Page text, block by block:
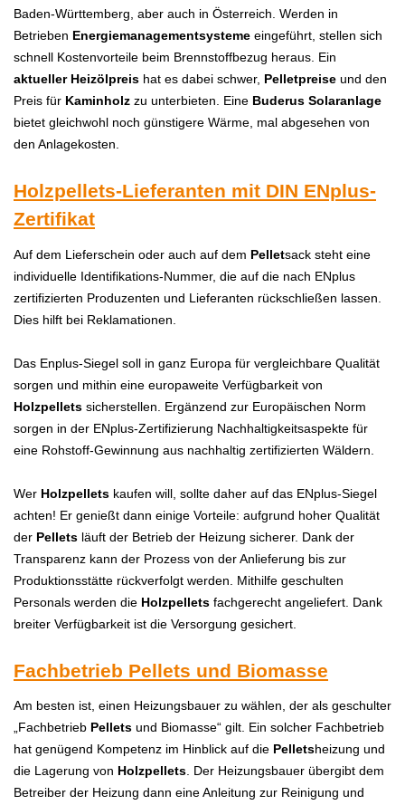
Baden-Württemberg, aber auch in Österreich. Werden in
Betrieben Energiemanagementsysteme eingeführt, stellen sich
schnell Kostenvorteile beim Brennstoffbezug heraus. Ein
aktueller Heizölpreis hat es dabei schwer, Pelletpreise und den
Preis für Kaminholz zu unterbieten. Eine Buderus Solaranlage
bietet gleichwohl noch günstigere Wärme, mal abgesehen von
den Anlagekosten.
Holzpellets-Lieferanten mit DIN ENplus-
Zertifikat
Auf dem Lieferschein oder auch auf dem Pelletsack steht eine
individuelle Identifikations-Nummer, die auf die nach ENplus
zertifizierten Produzenten und Lieferanten rückschließen lassen.
Dies hilft bei Reklamationen.
Das Enplus-Siegel soll in ganz Europa für vergleichbare Qualität
sorgen und mithin eine europaweite Verfügbarkeit von
Holzpellets sicherstellen. Ergänzend zur Europäischen Norm
sorgen in der ENplus-Zertifizierung Nachhaltigkeitsaspekte für
eine Rohstoff-Gewinnung aus nachhaltig zertifizierten Wäldern.
Wer Holzpellets kaufen will, sollte daher auf das ENplus-Siegel
achten! Er genießt dann einige Vorteile: aufgrund hoher Qualität
der Pellets läuft der Betrieb der Heizung sicherer. Dank der
Transparenz kann der Prozess von der Anlieferung bis zur
Produktionsstätte rückverfolgt werden. Mithilfe geschulten
Personals werden die Holzpellets fachgerecht angeliefert. Dank
breiter Verfügbarkeit ist die Versorgung gesichert.
Fachbetrieb Pellets und Biomasse
Am besten ist, einen Heizungsbauer zu wählen, der als geschulter
„Fachbetrieb Pellets und Biomasse“ gilt. Ein solcher Fachbetrieb
hat genügend Kompetenz im Hinblick auf die Pelletsheizung und
die Lagerung von Holzpellets . Der Heizungsbauer übergibt dem
Betreiber der Heizung dann eine Anleitung zur Reinigung und